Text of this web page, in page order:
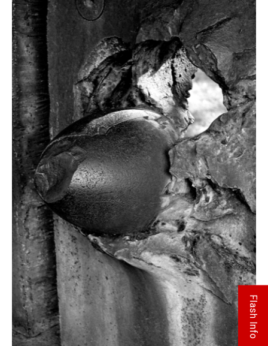
Flash Info